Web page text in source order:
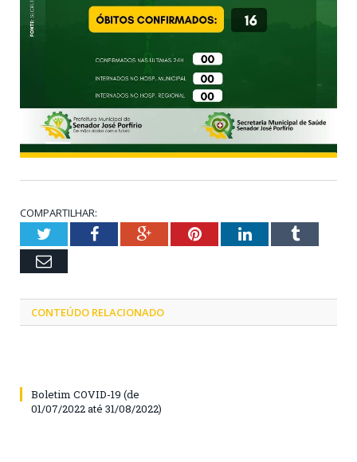
COMPARTILHAR:
TwitterFacebookGoogle+PinterestLinkedInTumblr
Email
CONTEÚDO RELACIONADO
Boletim COVID-19 (de
01/07/2022 até 31/08/2022)